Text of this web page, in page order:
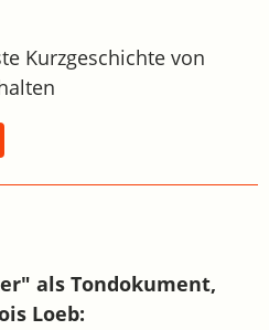
Kurzgeschichte von
als Tondokument,
Loeb: